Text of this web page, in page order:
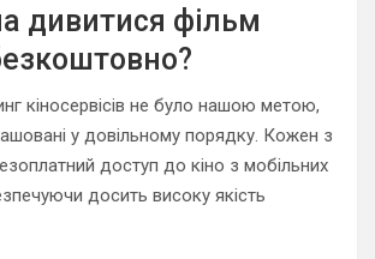
дивитися фільм
кіносервісів не було нашою метою,
у довільному порядку. Кожен з
доступ до кіно з мобільних
досить високу якість